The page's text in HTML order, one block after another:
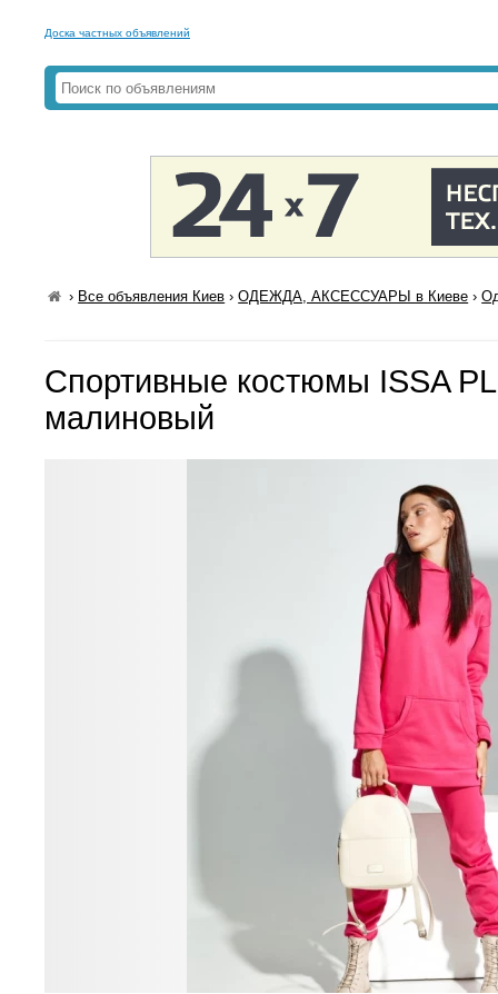
Доска частных объявлений
› Все объявления Киев ›ОДЕЖДА, АКСЕССУАРЫ в Киеве ›
Спортивные костюмы ISSA
малиновый